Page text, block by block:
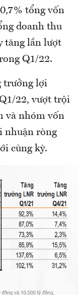
tổng vốn
doanh thu
tăng lần lượt
Q1/22.
trưởng lợi
22, vượt trội
và nhóm vốn
nhuận ròng
cùng kỳ.